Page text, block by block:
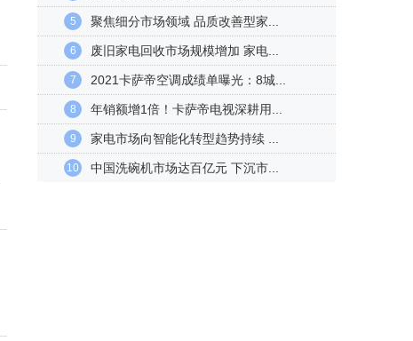
5 聚焦细分市场领域 品质改善型家...
6 废旧家电回收市场规模增加 家电...
7 2021卡萨帝空调成绩单曝光：8城...
8 年销额增1倍！卡萨帝电视深耕用...
9 家电市场向智能化转型趋势持续 ...
10 中国洗碗机市场达百亿元 下沉市...